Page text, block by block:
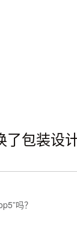
包装设
吗？